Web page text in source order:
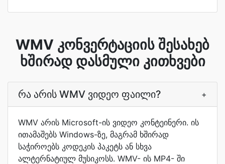
WMV კონვერტაციის შესახებ
ხშირად დასმული კითხვები
რა არის WMV ვიდეო ფაილი? +
WMV არის Microsoft-ის ვიდეო კონტეინერი. ის
ითამაშებს Windows-ზე, მაგრამ ხშირად
საჭიროებს კოდეკის პაკეტს ან სხვა
ალტერნატიულ მუსიკოსს. WMV- ის MP4- ში